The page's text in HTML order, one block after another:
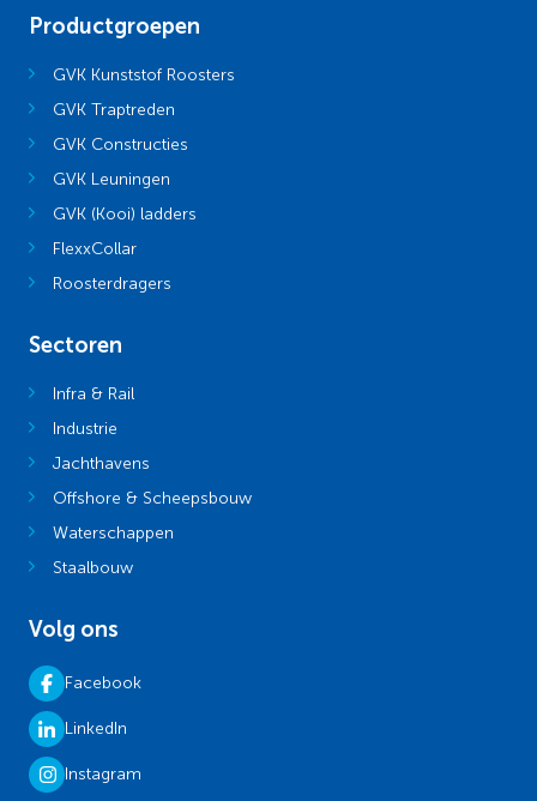
Productgroepen
GVK Kunststof Roosters
GVK Traptreden
GVK Constructies
GVK Leuningen
GVK (Kooi) ladders
FlexxCollar
Roosterdragers
Sectoren
Infra & Rail
Industrie
Jachthavens
Offshore & Scheepsbouw
Waterschappen
Staalbouw
Volg ons
Facebook
LinkedIn
Instagram